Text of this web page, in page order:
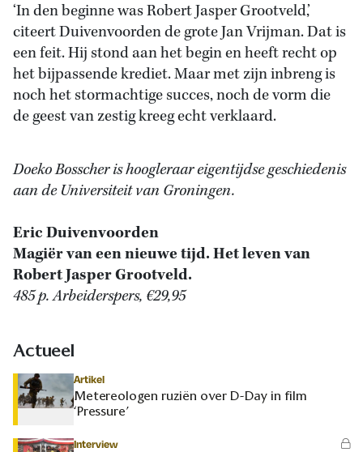
‘In den beginne was Robert Jasper Grootveld,’
citeert Duivenvoorden de grote Jan Vrijman. Dat is
een feit. Hij stond aan het begin en heeft recht op
het bijpassende krediet. Maar met zijn inbreng is
noch het stormachtige succes, noch de vorm die
de geest van zestig kreeg echt verklaard.
Doeko Bosscher is hoogleraar eigentijdse geschiedenis
aan de Universiteit van Groningen.
Eric Duivenvoorden
Magiër van een nieuwe tijd. Het leven van
Robert Jasper Grootveld.
485 p. Arbeiderspers, €29,95
Actueel
Artikel
Metereologen ruziën over D-Day in film
‘Pressure’
Interview